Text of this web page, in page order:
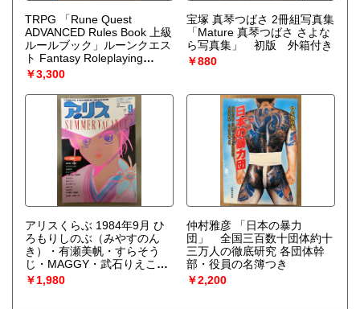
TRPG 「Rune Quest
ADVANCED Rules Book 上級
ルールブック」ルーンクエス
ト Fantasy Roleplaying
Adventure RQ No.8579-1
￥3,300
宝塚 真琴つばさ 2冊組写真集
「Mature 真琴つばさ さよな
ら写真集」 初版 外箱付き
￥880
アリスくらぶ 1984年9月 ひ
ろもりしのぶ（みやすのん
き）・有瀬美帆・すらそう
じ・MAGGY・武石りえこ・
のつぎめいる・池田一成・
MEIMU 他 表紙：藤原カ
￥1,980
仲村雅彦 「日本の暴力
団」 全国三百数十団体約十
三万人の徹底研究 各団体幹
部・役員の名簿つき
￥2,200